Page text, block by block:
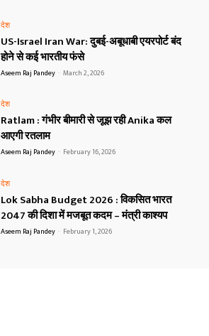
देश
US-Israel Iran War: दुबई-अबूधाबी एयरपोर्ट बंद
होने से कई भारतीय फंसे
Aseem Raj Pandey - March 2, 2026
देश
Ratlam : गंभीर बीमारी से जूझ रही Anika कल
आएगी रतलाम
Aseem Raj Pandey - February 16, 2026
देश
Lok Sabha Budget 2026 : विकसित भारत
2047 की दिशा में मजबूत कदम – मंत्री काश्यप
Aseem Raj Pandey - February 1, 2026